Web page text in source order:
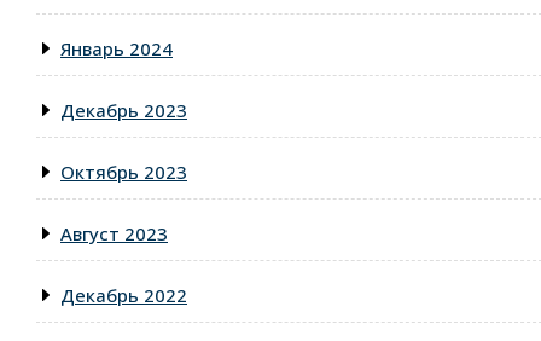
Январь 2024
Декабрь 2023
Октябрь 2023
Август 2023
Декабрь 2022